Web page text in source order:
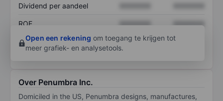
Dividend per aandeel
ROE XXXXXXX
XXXXXXX
Open een rekening om toegang te krijgen tot
meer grafiek- en analysetools.
Over Penumbra Inc.
Domiciled in the US, Penumbra designs, manufactures,